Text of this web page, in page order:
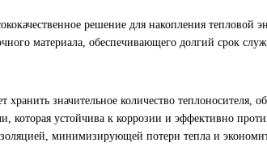
решение для накопления тепловой
материала, обеспечивающего долгий срок
значительное количество теплоносителя,
которая устойчива к коррозии и эффективно
минимизирующей потери тепла и